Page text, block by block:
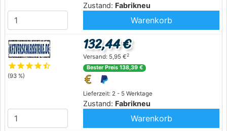
Zustand: Fabrikneu
Warenkorb
starstarstarstarstar_half
(93 %)
Lieferzeit: 2 - 5 Werktage
Zustand: Fabrikneu
132,44 €
Versand: 5,95 €2
Bester Preis 138,39 €
Warenkorb